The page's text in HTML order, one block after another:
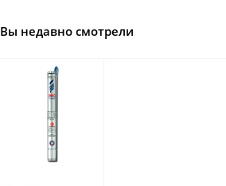
Вы недавно смотрели